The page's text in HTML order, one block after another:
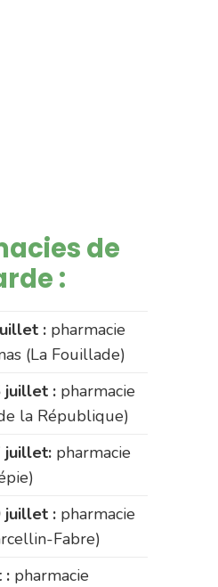
de
:
: pharmacie
(La Fouillade)
juillet : pharmacie
la République)
juillet: pharmacie
juillet : pharmacie
Fabre)
: pharmacie